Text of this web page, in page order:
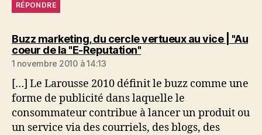
RÉPONDRE
Buzz marketing, du cercle vertueux au vice | "Au
coeur de la "E-Reputation"dit :
1 novembre 2010 à 14:13
[…] Le Larousse 2010 définit le buzz comme une
forme de publicité dans laquelle le
consommateur contribue à lancer un produit ou
un service via des courriels, des blogs, des